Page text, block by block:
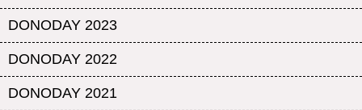
DONODAY 2023
DONODAY 2022
DONODAY 2021